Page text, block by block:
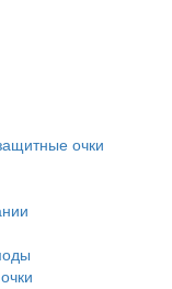
очки